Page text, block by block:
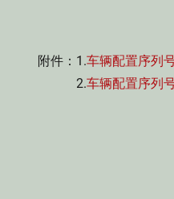
附件：1.车辆配置序列
2.车辆配置序列